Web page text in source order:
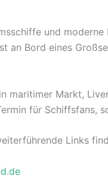
und
an Bord eines
maritimer Markt,
für Schiffsfans,
Links